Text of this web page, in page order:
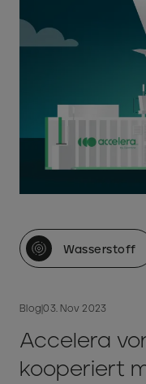
Wasserstoff
Blog |03. Nov 2023
Accelera
kooperiert